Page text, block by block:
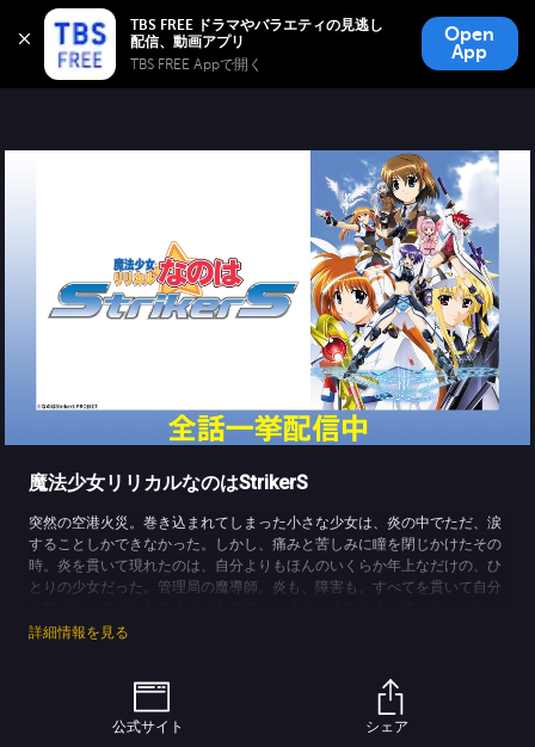
TBS FREE ドラマやバラエティの見逃し
TBS FREE Appで開く
Open
App
TBS FREE
無料見逃し配信
魔法少女リリカルなのはStrikerS
突然の空港火災。巻き込まれてしまった小さな少女は、炎の中でただ、涙
することしかできなかった。しかし、痛みと苦しみに瞳を閉じかけたその
時。炎を貫いて現れたのは、自分よりもほんのいくらか年上なだけの、ひ
とりの少女だった。管理局の魔導師。炎も、障害も、すべてを貫いて自分
悲しみや痛みの涙ではなく無力な自分と、痛みと苦しみを前に、なにもで
上の少女と同じくらいには伸びていた。小さな少女はいくらか前、あの時
自分を助けてくれた年上の少女の名前を知った。「高町なのは」それは、
管理局航空部隊のエースオブエース。雲の彼方、空の向こうよりまだ遠
詳細情報を見る
公式サイト シェア